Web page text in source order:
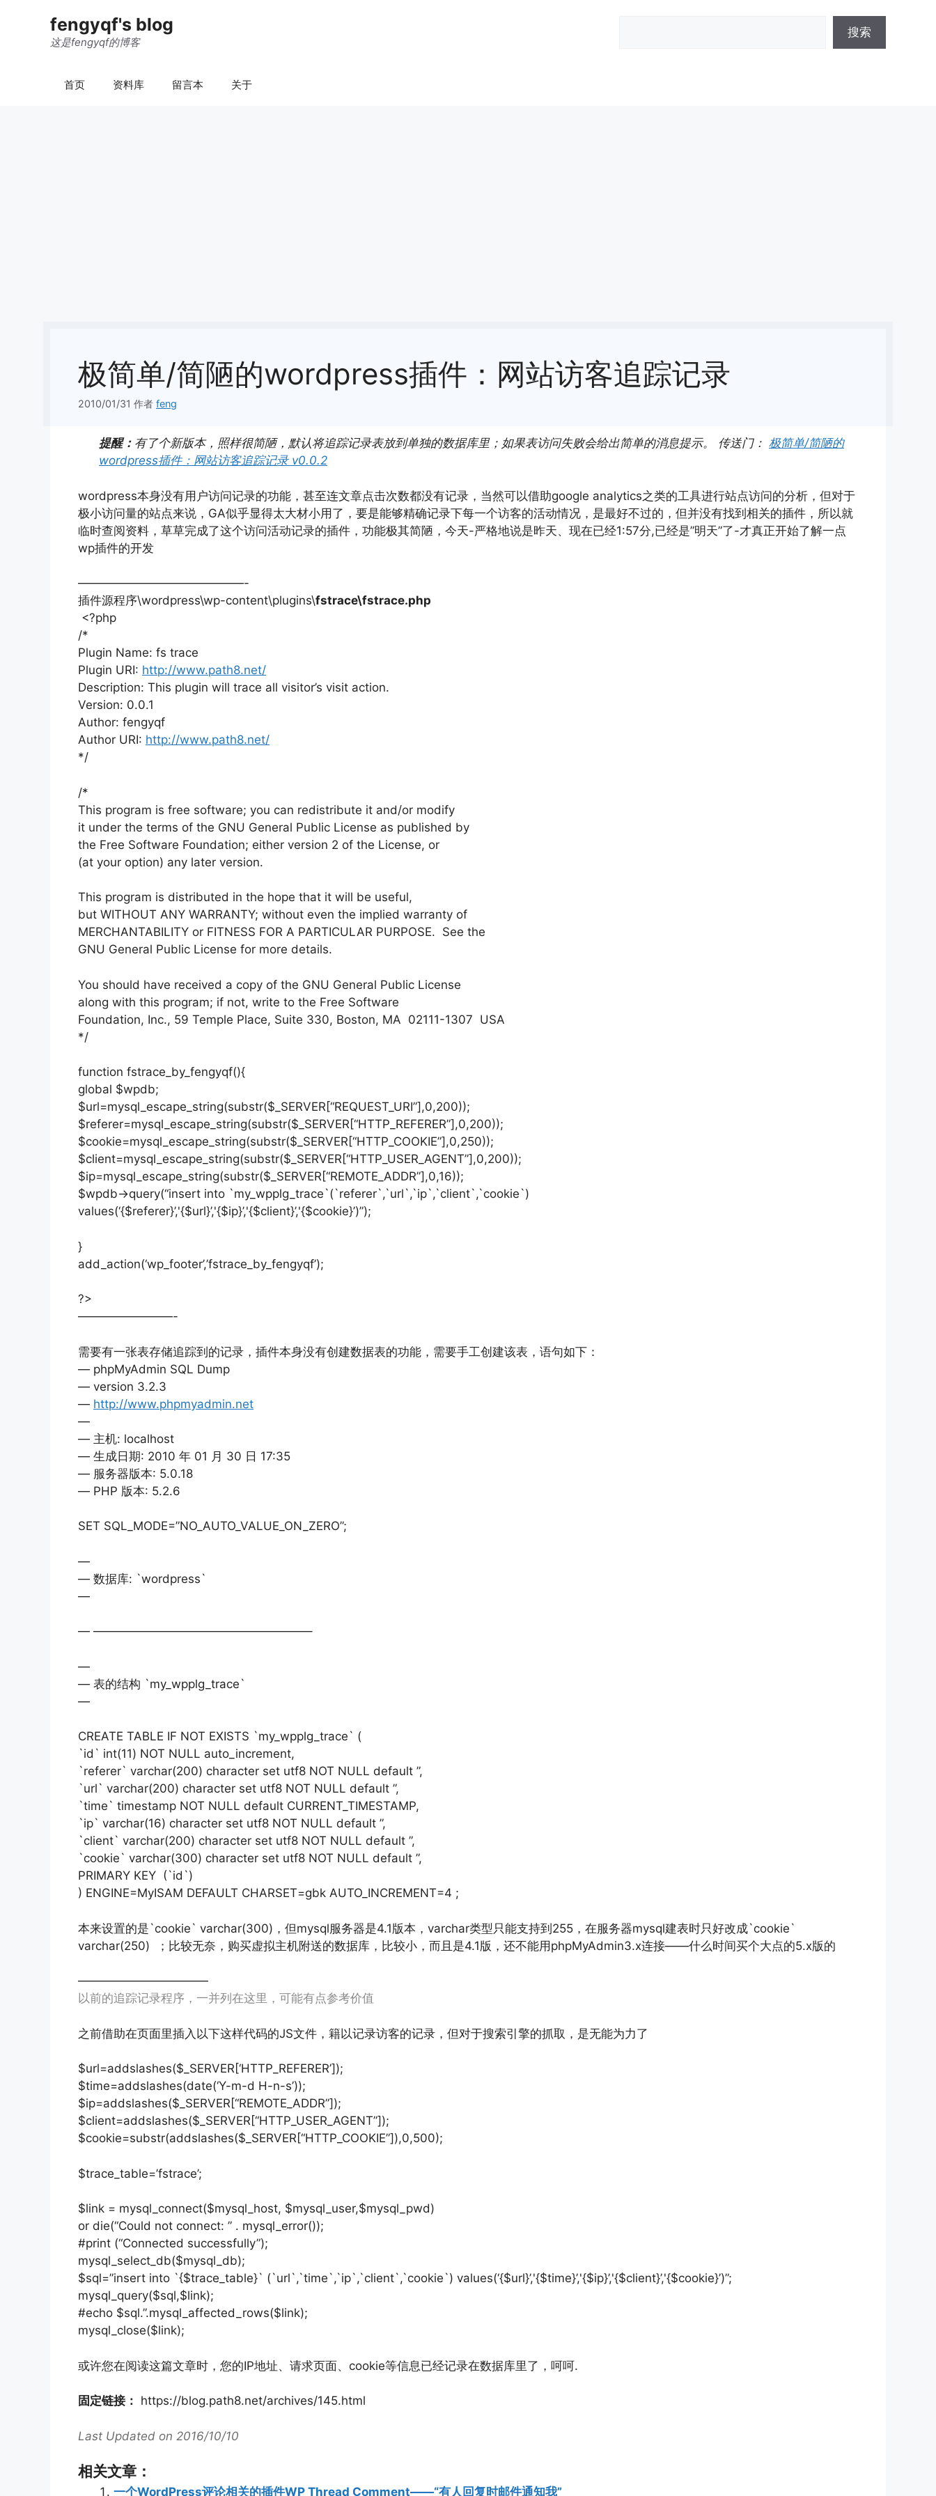
fengyqf's blog
这是fengyqf的博客
搜索
首页 资料库 留言本 关于
极简单/简陋的wordpress插件：网站访客追踪记录
2010/01/31 作者 feng
提醒： 有了个新版本，照样很简陋，默认将追踪记录表放到单独的数据库里；如果表访问失败会给出简单的消息提示。 传送门： 极简单/简陋的
wordpress插件：网站访客追踪记录 v0.0.2
wordpress本身没有用户访问记录的功能，甚至连文章点击次数都没有记录，当然可以借助google analytics之类的工具进行站点访问的分析，但对于
极小访问量的站点来说，GA似乎显得太大材小用了，要是能够精确记录下每一个访客的活动情况，是最好不过的，但并没有找到相关的插件，所以就
临时查阅资料，草草完成了这个访问活动记录的插件，功能极其简陋，今天-严格地说是昨天、现在已经1:57分,已经是”明天”了-才真正开始了解一点
wp插件的开发
——————————————-
插件源程序\wordpress\wp-content\plugins\fstrace\fstrace.php
<?php
/*
Plugin Name: fs trace
Plugin URI: http://www.path8.net/
Description: This plugin will trace all visitor’s visit action.
Version: 0.0.1
Author: fengyqf
Author URI: http://www.path8.net/
*/
/*
This program is free software; you can redistribute it and/or modify
it under the terms of the GNU General Public License as published by
the Free Software Foundation; either version 2 of the License, or
(at your option) any later version.
This program is distributed in the hope that it will be useful,
but WITHOUT ANY WARRANTY; without even the implied warranty of
MERCHANTABILITY or FITNESS FOR A PARTICULAR PURPOSE. See the
GNU General Public License for more details.
You should have received a copy of the GNU General Public License
along with this program; if not, write to the Free Software
Foundation, Inc., 59 Temple Place, Suite 330, Boston, MA 02111-1307 USA
*/
function fstrace_by_fengyqf(){
global $wpdb;
$url=mysql_escape_string(substr($_SERVER[“REQUEST_URI”],0,200));
$referer=mysql_escape_string(substr($_SERVER[“HTTP_REFERER”],0,200));
$cookie=mysql_escape_string(substr($_SERVER[“HTTP_COOKIE”],0,250));
$client=mysql_escape_string(substr($_SERVER[“HTTP_USER_AGENT”],0,200));
$ip=mysql_escape_string(substr($_SERVER[“REMOTE_ADDR”],0,16));
$wpdb->query(“insert into `my_wpplg_trace`(`referer`,`url`,`ip`,`client`,`cookie`)
values(‘{$referer}’,'{$url}’,'{$ip}’,'{$client}’,'{$cookie}’)”);
}
add_action(‘wp_footer’,’fstrace_by_fengyqf’);
?>
————————-
需要有一张表存储追踪到的记录，插件本身没有创建数据表的功能，需要手工创建该表，语句如下：
— phpMyAdmin SQL Dump
— version 3.2.3
— http://www.phpmyadmin.net
—
— 主机: localhost
— 生成日期: 2010 年 01 月 30 日 17:35
— 服务器版本: 5.0.18
— PHP 版本: 5.2.6
SET SQL_MODE=”NO_AUTO_VALUE_ON_ZERO”;
—
— 数据库: `wordpress`
—
— ——————————————————–
—
— 表的结构 `my_wpplg_trace`
—
CREATE TABLE IF NOT EXISTS `my_wpplg_trace` (
`id` int(11) NOT NULL auto_increment,
`referer` varchar(200) character set utf8 NOT NULL default ”,
`url` varchar(200) character set utf8 NOT NULL default ”,
`time` timestamp NOT NULL default CURRENT_TIMESTAMP,
`ip` varchar(16) character set utf8 NOT NULL default ”,
`client` varchar(200) character set utf8 NOT NULL default ”,
`cookie` varchar(300) character set utf8 NOT NULL default ”,
PRIMARY KEY (`id`)
) ENGINE=MyISAM DEFAULT CHARSET=gbk AUTO_INCREMENT=4 ;
本来设置的是`cookie` varchar(300)，但mysql服务器是4.1版本，varchar类型只能支持到255，在服务器mysql建表时只好改成`cookie`
varchar(250) ；比较无奈，购买虚拟主机附送的数据库，比较小，而且是4.1版，还不能用phpMyAdmin3.x连接——什么时间买个大点的5.x版的
———————————
以前的追踪记录程序，一并列在这里，可能有点参考价值
之前借助在页面里插入以下这样代码的JS文件，籍以记录访客的记录，但对于搜索引擎的抓取，是无能为力了
$url=addslashes($_SERVER[‘HTTP_REFERER’]);
$time=addslashes(date(‘Y-m-d H-n-s’));
$ip=addslashes($_SERVER[“REMOTE_ADDR”]);
$client=addslashes($_SERVER[“HTTP_USER_AGENT”]);
$cookie=substr(addslashes($_SERVER[“HTTP_COOKIE”]),0,500);
$trace_table=’fstrace’;
$link = mysql_connect($mysql_host, $mysql_user,$mysql_pwd)
or die(“Could not connect: ” . mysql_error());
#print (“Connected successfully”);
mysql_select_db($mysql_db);
$sql=”insert into `{$trace_table}` (`url`,`time`,`ip`,`client`,`cookie`) values(‘{$url}’,'{$time}’,'{$ip}’,'{$client}’,'{$cookie}’)”;
mysql_query($sql,$link);
#echo $sql.”.mysql_affected_rows($link);
mysql_close($link);
或许您在阅读这篇文章时，您的IP地址、请求页面、cookie等信息已经记录在数据库里了，呵呵.
固定链接： https://blog.path8.net/archives/145.html
Last Updated on 2016/10/10
相关文章：
一个WordPress评论相关的插件WP Thread Comment——“有人回复时邮件通知我”